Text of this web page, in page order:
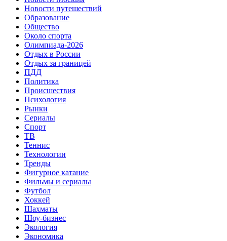
Новости путешествий
Образование
Общество
Около спорта
Олимпиада-2026
Отдых в России
Отдых за границей
ПДД
Политика
Происшествия
Психология
Рынки
Сериалы
Спорт
ТВ
Теннис
Технологии
Тренды
Фигурное катание
Фильмы и сериалы
Футбол
Хоккей
Шахматы
Шоу-бизнес
Экология
Экономика